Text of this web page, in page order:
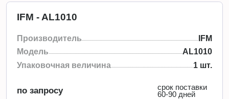
IFM - AL1010
Производитель
IFM
Модель
AL1010
Упаковочная величина
1 шт.
по запросу
срок поставки
60-90 дней